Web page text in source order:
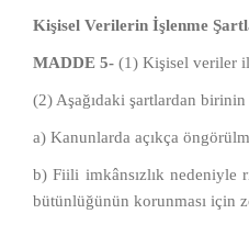
Kişisel Verilerin İşlenme
MADDE 5-(1) Kişisel veriler
(2) Aşağıdaki şartlardan
a) Kanunlarda açıkça
b) Fiili imkânsızlık nedeniyle
bütünlüğünün korunması için